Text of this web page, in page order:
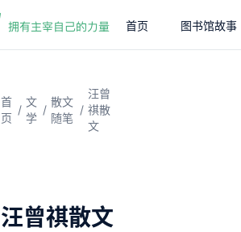
首页 图书馆故事
首
页
/
文
学
/
散文
随笔
/
汪曾
祺散
文
汪曾祺散文